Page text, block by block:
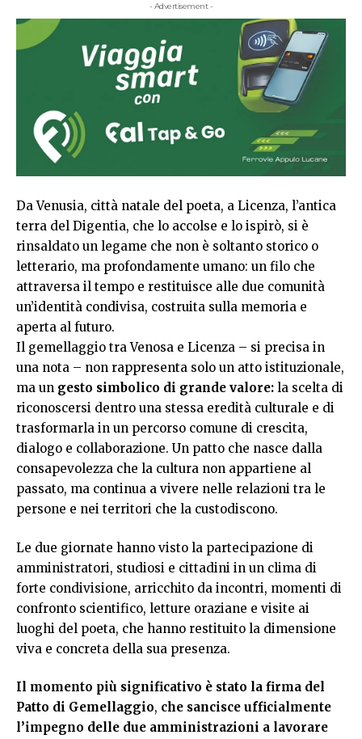
- Advertisement -
Da Venusia, città natale del poeta, a Licenza, l’antica
terra del Digentia, che lo accolse e lo ispirò, si è
rinsaldato un legame che non è soltanto storico o
letterario, ma profondamente umano: un filo che
attraversa il tempo e restituisce alle due comunità
un’identità condivisa, costruita sulla memoria e
aperta al futuro.
Il gemellaggio tra Venosa e Licenza – si precisa in
una nota – non rappresenta solo un atto istituzionale,
ma un gesto simbolico di grande valore: la scelta di
riconoscersi dentro una stessa eredità culturale e di
trasformarla in un percorso comune di crescita,
dialogo e collaborazione. Un patto che nasce dalla
consapevolezza che la cultura non appartiene al
passato, ma continua a vivere nelle relazioni tra le
persone e nei territori che la custodiscono.
Le due giornate hanno visto la partecipazione di
amministratori, studiosi e cittadini in un clima di
forte condivisione, arricchito da incontri, momenti di
confronto scientifico, letture oraziane e visite ai
luoghi del poeta, che hanno restituito la dimensione
viva e concreta della sua presenza.
Il momento più significativo è stato la firma del
Patto di Gemellaggio, che sancisce ufficialmente
l’impegno delle due amministrazioni a lavorare